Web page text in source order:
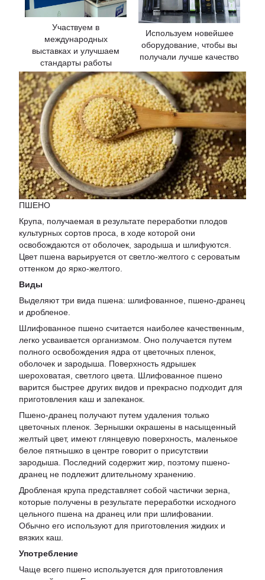
Участвуем в
международных
выставках и улучшаем
стандарты работы
Используем новейшее
оборудование, чтобы вы
получали лучше качество
ПШЕНО
Крупа, получаемая в результате переработки плодов
культурных сортов проса, в ходе которой они
освобождаются от оболочек, зародыша и шлифуются.
Цвет пшена варьируется от светло-желтого с сероватым
оттенком до ярко-желтого.
Виды
Выделяют три вида пшена: шлифованное, пшено-дранец
и дробленое.
Шлифованное пшено считается наиболее качественным,
легко усваивается организмом. Оно получается путем
полного освобождения ядра от цветочных пленок,
оболочек и зародыша. Поверхность ядрышек
шероховатая, светлого цвета. Шлифованное пшено
варится быстрее других видов и прекрасно подходит для
приготовления каш и запеканок.
Пшено-дранец получают путем удаления только
цветочных пленок. Зернышки окрашены в насыщенный
желтый цвет, имеют глянцевую поверхность, маленькое
белое пятнышко в центре говорит о присутствии
зародыша. Последний содержит жир, поэтому пшено-
дранец не подлежит длительному хранению.
Дробленая крупа представляет собой частички зерна,
которые получены в результате переработки исходного
цельного пшена на дранец или при шлифовании.
Обычно его используют для приготовления жидких и
вязких каш.
Употребление
Чаще всего пшено используется для приготовления